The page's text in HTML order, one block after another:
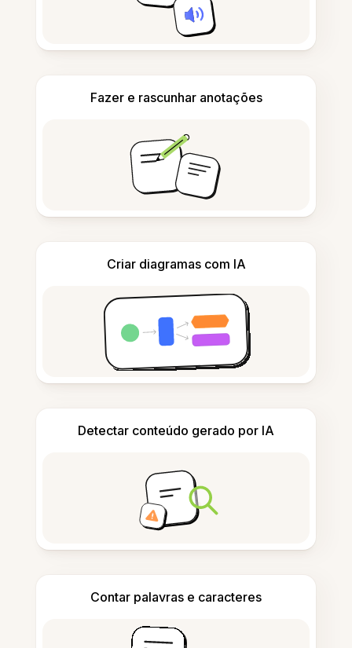
Fazer e rascunhar anotações
Criar diagramas com IA
Detectar conteúdo gerado por IA
Contar palavras e caracteres